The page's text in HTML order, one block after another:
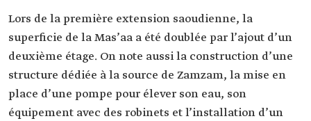
Lors de la première extension saoudienne, la
superficie de la Mas’aa a été doublée par l’ajout d’un
deuxième étage. On note aussi la construction d’une
structure dédiée à la source de Zamzam, la mise en
place d’une pompe pour élever son eau, son
équipement avec des robinets et l’installation d’un